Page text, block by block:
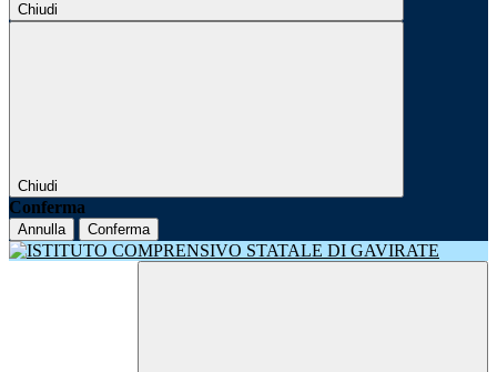
Chiudi
Chiudi
Conferma
Annulla Conferma